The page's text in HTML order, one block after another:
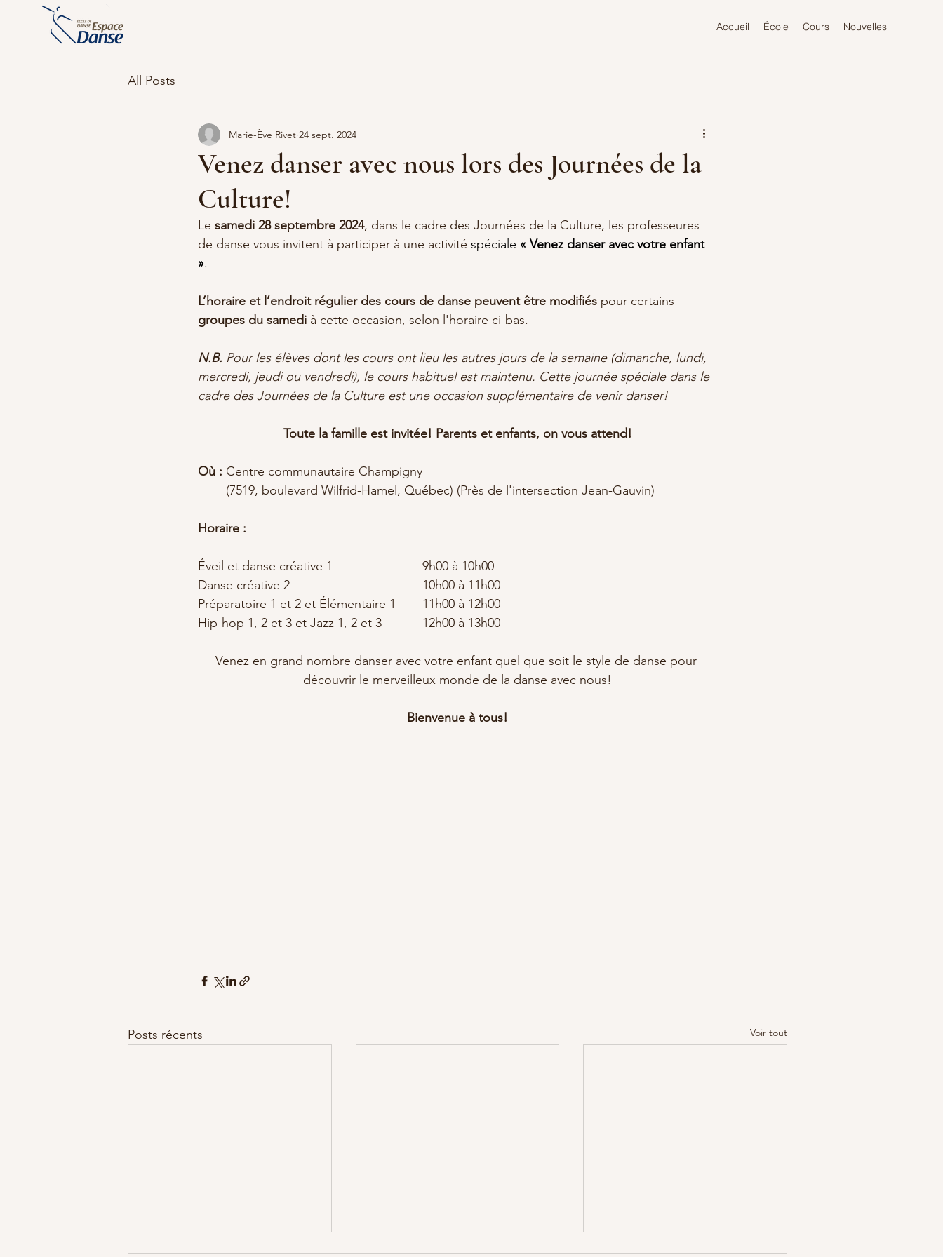
Accueil École Cours Nouvelles
All Posts
Venez danser avec nous lors des Journées de la
Culture!
Marie-Ève Rivet 24 sept. 2024
Le samedi 28 septembre 2024, dans le cadre des Journées de la Culture, les professeures
de danse vous invitent à participer à une activité spéciale « Venez danser avec votre enfant
».
L’horaire et l’endroit régulier des cours de danse peuvent être modifiés pour certains
groupes du samedi à cette occasion, selon l'horaire ci-bas.
N.B. Pour les élèves dont les cours ont lieu les autres jours de la semaine (dimanche, lundi,
mercredi, jeudi ou vendredi), le cours habituel est maintenu. Cette journée spéciale dans le
cadre des Journées de la Culture est une occasion supplémentaire de venir danser!
Toute la famille est invitée! Parents et enfants, on vous attend!
Où : Centre communautaire Champigny
	(7519, boulevard Wilfrid-Hamel, Québec) (Près de l'intersection Jean-Gauvin)
Horaire :
Éveil et danse créative 1				9h00 à 10h00
Danse créative 2					10h00 à 11h00
Préparatoire 1 et 2 et Élémentaire 1	11h00 à 12h00
Hip-hop 1, 2 et 3 et Jazz 1, 2 et 3		12h00 à 13h00
Venez en grand nombre danser avec votre enfant quel que soit le style de danse pour
découvrir le merveilleux monde de la danse avec nous!
Bienvenue à tous!
Posts récents Voir tout